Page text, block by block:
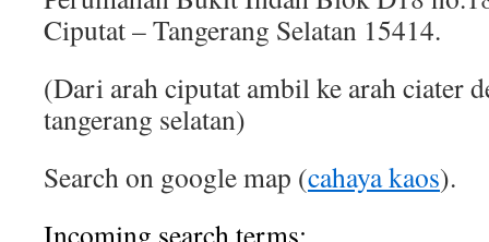
Ciputat – Tangerang Selatan 15414.
(Dari arah ciputat ambil ke arah ciater
tangerang selatan)
Search on google map (cahaya kaos).
Incoming search terms: